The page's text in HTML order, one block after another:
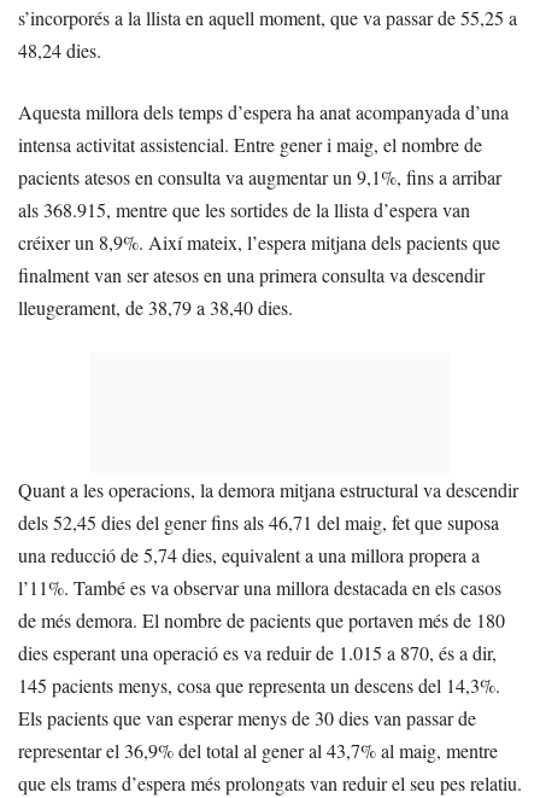
s’incorporés a la llista en aquell moment, que va passar de 55,25 a
48,24 dies.
Aquesta millora dels temps d’espera ha anat acompanyada d’una
intensa activitat assistencial. Entre gener i maig, el nombre de
pacients atesos en consulta va augmentar un 9,1%, fins a arribar
als 368.915, mentre que les sortides de la llista d’espera van
créixer un 8,9%. Així mateix, l’espera mitjana dels pacients que
finalment van ser atesos en una primera consulta va descendir
lleugerament, de 38,79 a 38,40 dies.
Quant a les operacions, la demora mitjana estructural va descendir
dels 52,45 dies del gener fins als 46,71 del maig, fet que suposa
una reducció de 5,74 dies, equivalent a una millora propera a
l’11%. També es va observar una millora destacada en els casos
de més demora. El nombre de pacients que portaven més de 180
dies esperant una operació es va reduir de 1.015 a 870, és a dir,
145 pacients menys, cosa que representa un descens del 14,3%.
Els pacients que van esperar menys de 30 dies van passar de
representar el 36,9% del total al gener al 43,7% al maig, mentre
que els trams d’espera més prolongats van reduir el seu pes relatiu.